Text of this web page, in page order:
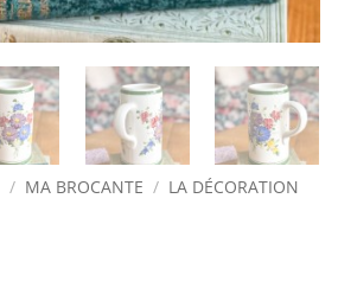
/ MA BROCANTE / LA DÉCORATION